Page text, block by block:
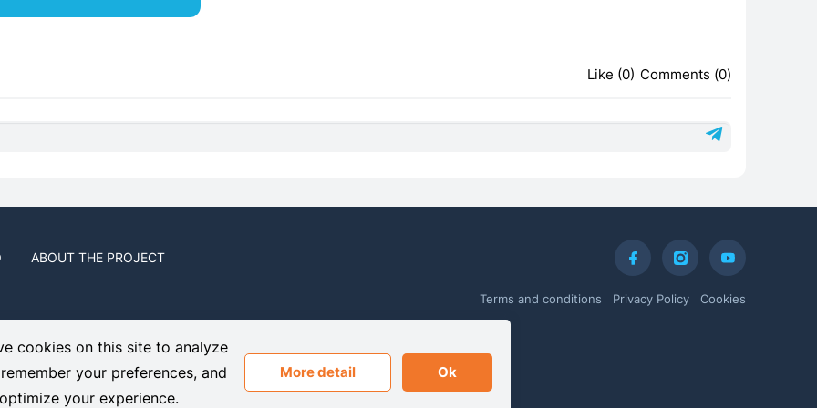
Like (0) Comments (0)
ABOUT THE PROJECT
Terms and conditions Privacy Policy
Cookies
Flat/Office 102 1071, Nicosia, Cyprus
noticed a mistake in the text? Select it with the mouse and press Ctrl + Enter!
cookies on this site to analyze
your preferences, and
optimize your experience.
More detail Ok